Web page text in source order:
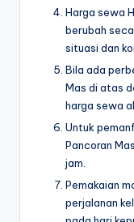
Harga sewa
berubah
situasi dan
Bila ada
Mas di atas
harga sewa
Untuk
Pancoran
jam.
Pemakaian
perjalanan